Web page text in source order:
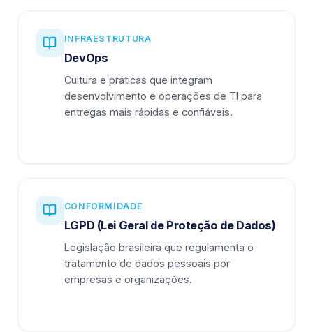
INFRAESTRUTURA
DevOps
Cultura e práticas que integram
desenvolvimento e operações de TI para
entregas mais rápidas e confiáveis.
CONFORMIDADE
LGPD (Lei Geral de Proteção de Dados)
Legislação brasileira que regulamenta o
tratamento de dados pessoais por
empresas e organizações.